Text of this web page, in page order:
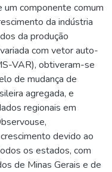
componente comum
da indústria
da produção
com vetor auto-
VAR), obtiveram-se
de mudança de
agregada, e
regionais em
devido ao
os estados, com
de Minas Gerais e de